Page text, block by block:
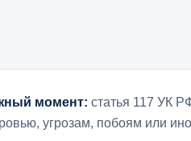
момент: статья 117 УК
угрозам, побоям или